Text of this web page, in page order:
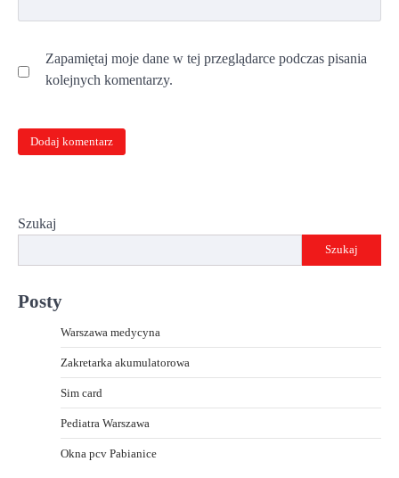
Zapamiętaj moje dane w tej przeglądarce podczas pisania
kolejnych komentarzy.
Szukaj
Szukaj
Posty
Warszawa medycyna
Zakretarka akumulatorowa
Sim card
Pediatra Warszawa
Okna pcv Pabianice